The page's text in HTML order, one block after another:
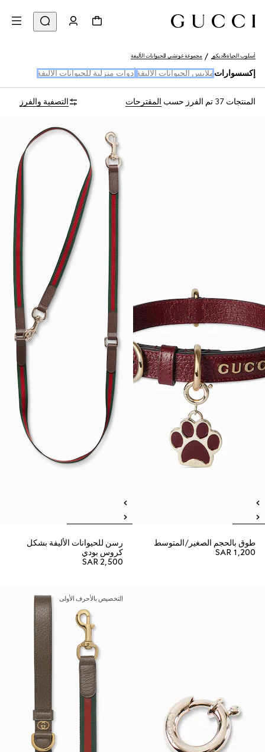
أسلوب الحياة&ديكور مجموعة غوتشي للحيوانات الأليفة
إكسسوارات ملابس الحيوانات الأليفة أدوات منزلية للحيوانات الأليفة
المنتجات 37 تم الفرز حسب المقترحات التصفية والفرز
طوق بالحجم الصغير/المتوسط
SAR 1,200
رسن للحيوانات الأليفة بشكل
كروس بودي
SAR 2,500
التخصيص بالأحرف الأولى